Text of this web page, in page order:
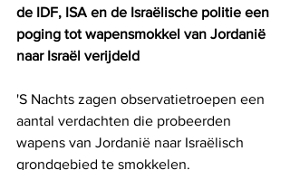
de IDF, ISA en de Israëlische politie een
poging tot wapensmokkel van Jordanië
naar Israël verijdeld
'S Nachts zagen observatietroepen een
aantal verdachten die probeerden
wapens van Jordanië naar Israëlisch
grondgebied te smokkelen.